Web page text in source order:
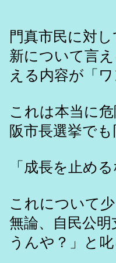
門真市民に対
新について言
える内容が「
これは本当に
阪市長選挙で
「成長を止め
これについて
無論、自民公
うんや？」と